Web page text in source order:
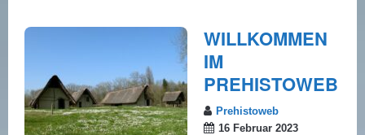
WILLKOMMEN
IM
PREHISTOWEB
Prehistoweb
16 Februar 2023